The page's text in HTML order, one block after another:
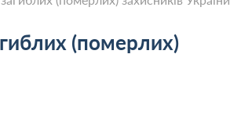
(померлих)